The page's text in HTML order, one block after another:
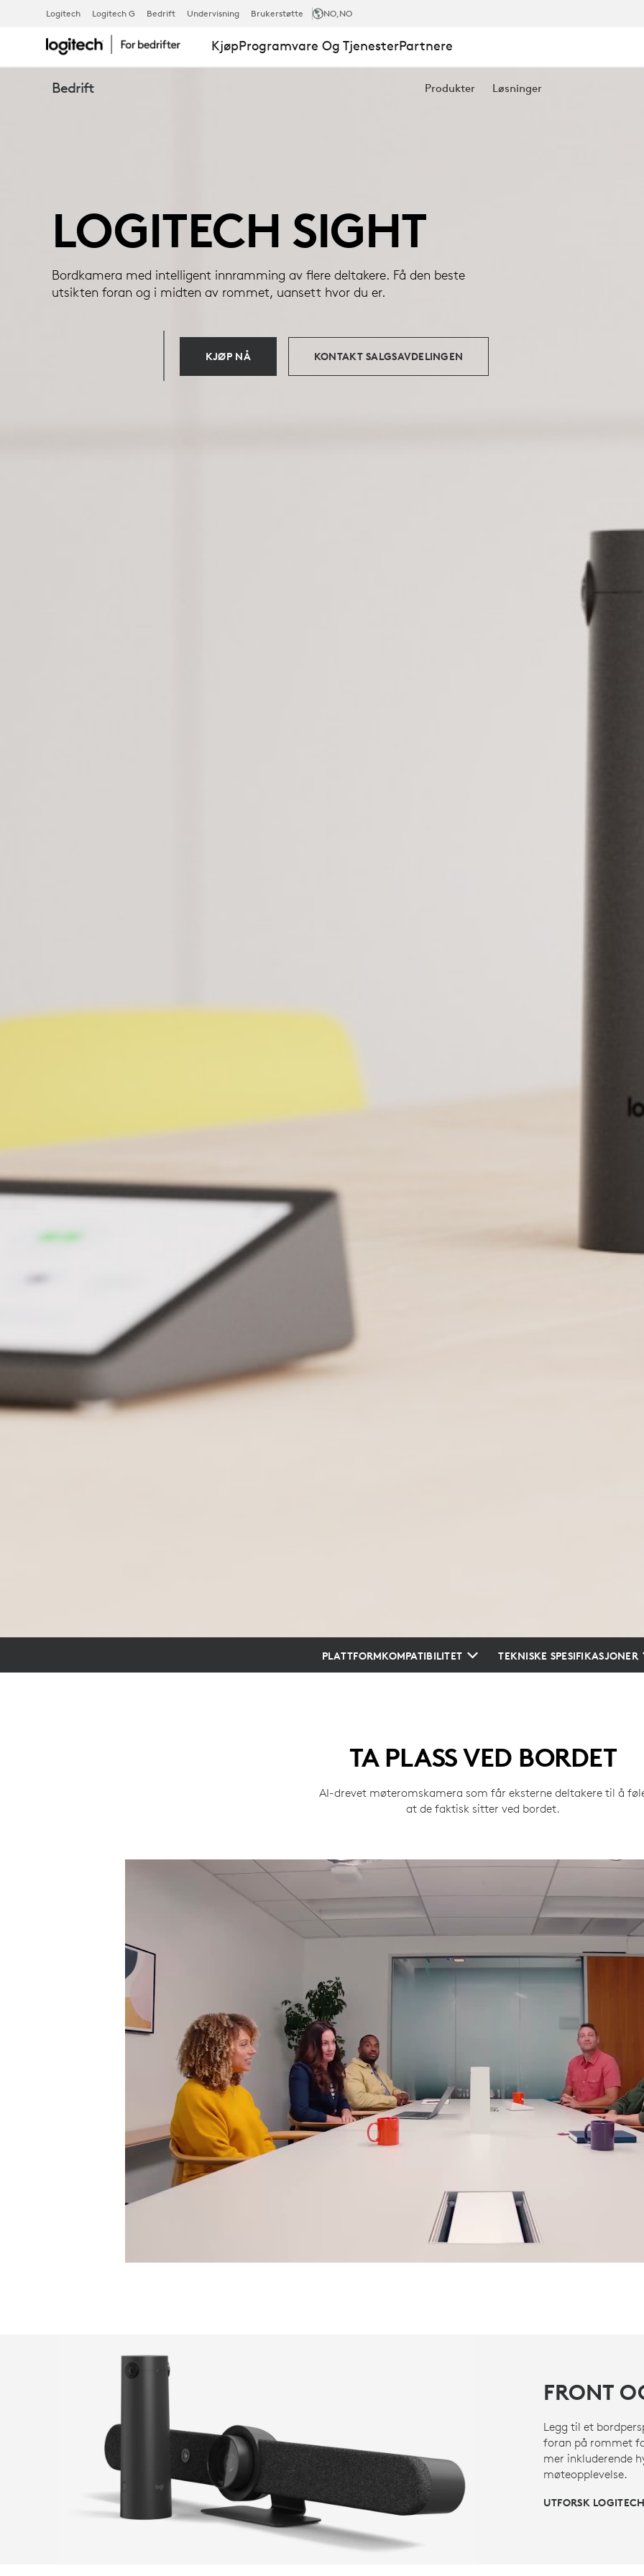
LOGITECH
SIGHT
Logitech Logitech G Bedrift Undervisning Brukerstøtte NO,NO
KjøpProgramvare Og TjenesterPartnere
Bedrift Produkter Løsninger
LOGITECH SIGHT
Bordkamera med intelligent innramming av flere deltakere. Få den beste
utsikten foran og i midten av rommet, uansett hvor du er.
KJØP NÅ KONTAKT SALGSAVDELINGEN
PLATTFORMKOMPATIBILITET TEKNISKE SPESIFIKASJONER
TA PLASS VED BORDET
AI-drevet møteromskamera som får eksterne deltakere til å
at de faktisk sitter ved bordet.
FRONT
Legg til et
foran på rommet
mer inkluderende
møteopplevelse.
UTFORSK